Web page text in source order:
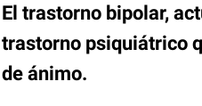
El trastorno bipolar,
trastorno psiquiátrico
de ánimo.